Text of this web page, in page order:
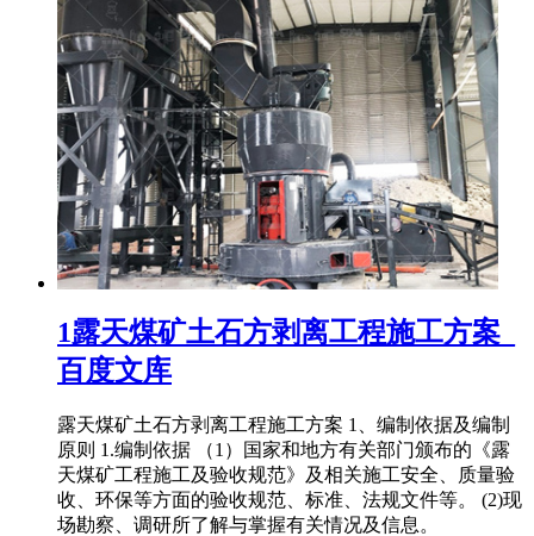
1露天煤矿土石方剥离工程施工方案_
百度文库
露天煤矿土石方剥离工程施工方案 1、编制依据及编制
原则 1.编制依据 （1）国家和地方有关部门颁布的《露
天煤矿工程施工及验收规范》及相关施工安全、质量验
收、环保等方面的验收规范、标准、法规文件等。 (2)现
场勘察、调研所了解与掌握有关情况及信息。